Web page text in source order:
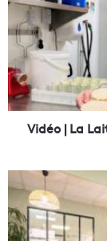
d
é
L
a
L
r
i
e
Vidéo | La
n
a
t